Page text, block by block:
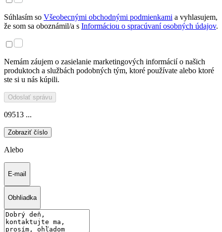
Súhlasím so Všeobecnými obchodnými podmienkami a vyhlasujem,
že som sa oboznámil/a s Informáciou o spracúvaní osobných údajov.
Nemám záujem o zasielanie marketingových informácií o našich
produktoch a službách podobných tým, ktoré používate alebo ktoré
ste si u nás kúpili.
Odoslať správu
09513 ...
Zobraziť číslo
Alebo
E-mail
Obhliadka